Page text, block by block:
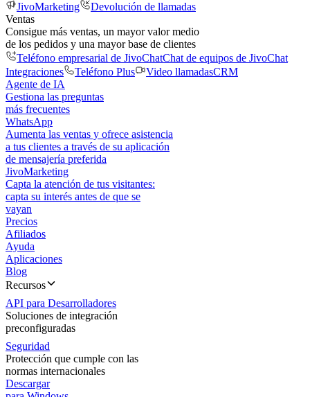
JivoMarketing
Devolución de llamadas
Ventas
Consigue más ventas, un mayor valor medio
de los pedidos y una mayor base de clientes
Teléfono empresarial de JivoChatChat de equipos de JivoChat
Integraciones
Teléfono Plus Video llamadasCRM
Agente de IA
Gestiona las preguntas
más frecuentes
WhatsApp
Aumenta las ventas y ofrece asistencia
a tus clientes a través de su aplicación
de mensajería preferida
JivoMarketing
Capta la atención de tus visitantes:
capta su interés antes de que se
vayan
Precios
Afiliados
Ayuda
Aplicaciones
Blog
Recursos
API para Desarrolladores
Soluciones de integración
preconfiguradas
Seguridad
Protección que cumple con las
normas internacionales
Descargar